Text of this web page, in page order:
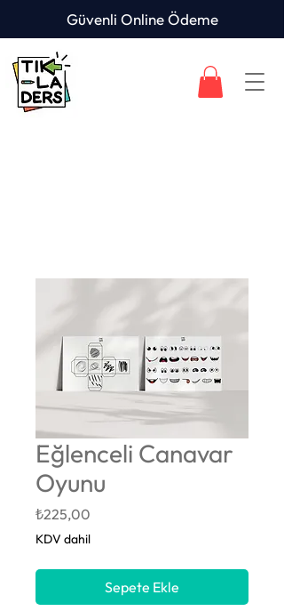
Güvenli Online Ödeme
Eğlenceli Canavar
Oyunu
₺225,00
KDV dahil
Sepete Ekle